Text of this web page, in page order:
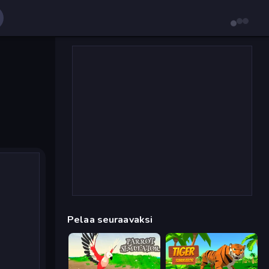
Pelaa seuraavaksi